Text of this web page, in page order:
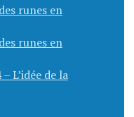
runes en
runes en
L’idée de la